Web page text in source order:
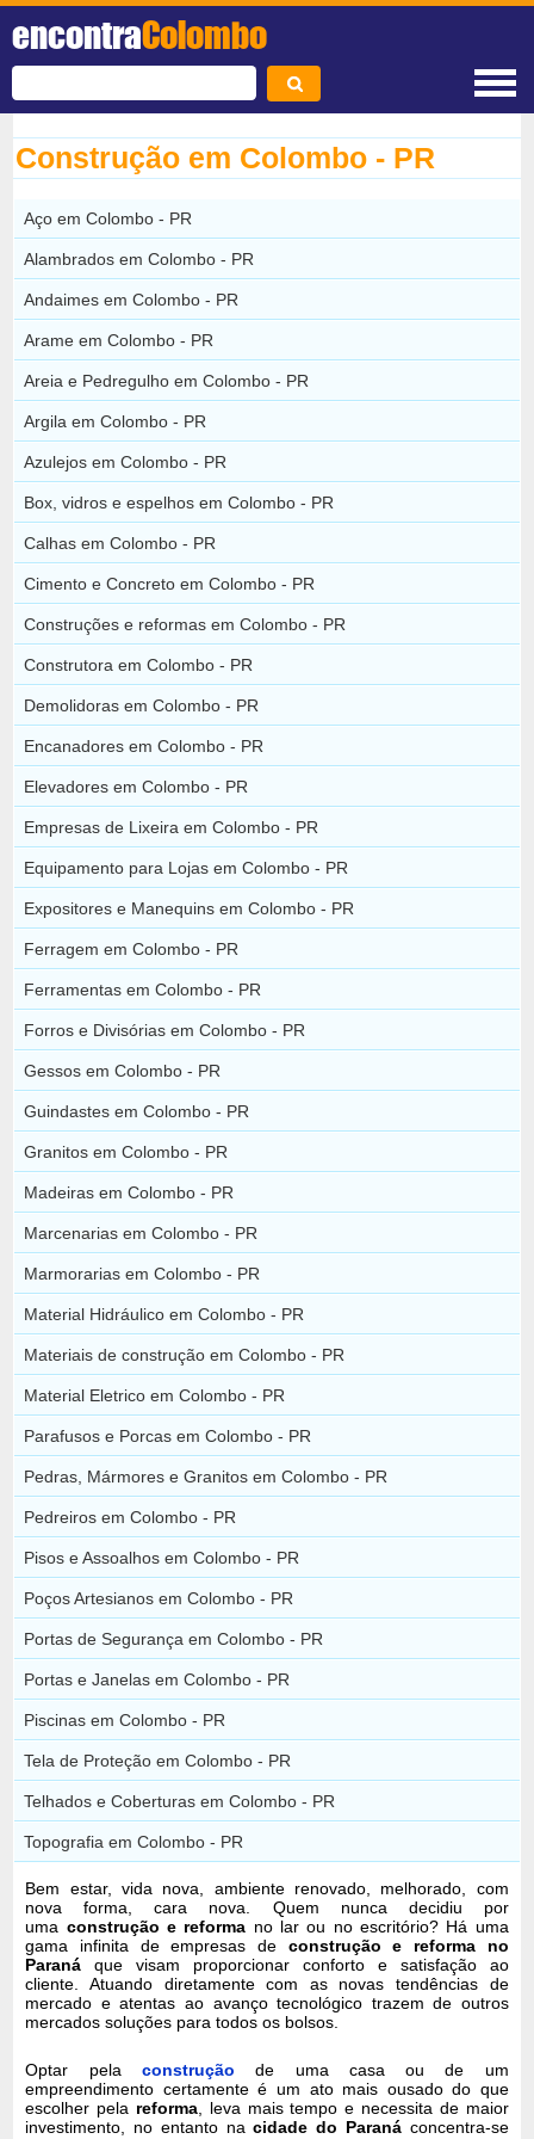
encontraColombo
Construção em Colombo - PR
Aço em Colombo - PR
Alambrados em Colombo - PR
Andaimes em Colombo - PR
Arame em Colombo - PR
Areia e Pedregulho em Colombo - PR
Argila em Colombo - PR
Azulejos em Colombo - PR
Box, vidros e espelhos em Colombo - PR
Calhas em Colombo - PR
Cimento e Concreto em Colombo - PR
Construções e reformas em Colombo - PR
Construtora em Colombo - PR
Demolidoras em Colombo - PR
Encanadores em Colombo - PR
Elevadores em Colombo - PR
Empresas de Lixeira em Colombo - PR
Equipamento para Lojas em Colombo - PR
Expositores e Manequins em Colombo - PR
Ferragem em Colombo - PR
Ferramentas em Colombo - PR
Forros e Divisórias em Colombo - PR
Gessos em Colombo - PR
Guindastes em Colombo - PR
Granitos em Colombo - PR
Madeiras em Colombo - PR
Marcenarias em Colombo - PR
Marmorarias em Colombo - PR
Material Hidráulico em Colombo - PR
Materiais de construção em Colombo - PR
Material Eletrico em Colombo - PR
Parafusos e Porcas em Colombo - PR
Pedras, Mármores e Granitos em Colombo - PR
Pedreiros em Colombo - PR
Pisos e Assoalhos em Colombo - PR
Poços Artesianos em Colombo - PR
Portas de Segurança em Colombo - PR
Portas e Janelas em Colombo - PR
Piscinas em Colombo - PR
Tela de Proteção em Colombo - PR
Telhados e Coberturas em Colombo - PR
Topografia em Colombo - PR
Bem estar, vida nova, ambiente renovado, melhorado, com
nova forma, cara nova. Quem nunca decidiu por
uma construção e reforma no lar ou no escritório? Há uma
gama infinita de empresas de construção e reforma no
Paraná que visam proporcionar conforto e satisfação ao
cliente. Atuando diretamente com as novas tendências de
mercado e atentas ao avanço tecnológico trazem de outros
mercados soluções para todos os bolsos.
Optar pela construção de uma casa ou de um
empreendimento certamente é um ato mais ousado do que
escolher pela reforma, leva mais tempo e necessita de maior
investimento, no entanto nacidade do Paraná concentra-se